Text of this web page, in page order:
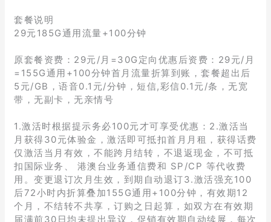
套餐说明
29元185G通用流量+100分钟
原套餐资费：29元/月=30G定向优惠后资费：29元/月
=155G通用+100分钟首月流量折算到账，套餐超出后
5元/GB，语音0.1元/分钟，短信,彩信0.1元/条，无宽
带，无副卡，无亲情号
1.激活时根据提示务必100元才可享受优惠：2.激活当
月获得30元体验金，激活即可抵扣首月月租，获得话费
仅激活当月有效，不能跨月结转，不退返现金，不可抵
扣国际业务、 港澳台业务通信费和 SP/CP 等代收费
用。变更退订次月生效，到期自动退订3.激活强充100
后72小时内折算叠加155G通用+100分钟，有效期12
个月，不结转不共享，订购之日起算，如双方在有效期
届满前30日均未提出异议，促销有效期自动续展，每次